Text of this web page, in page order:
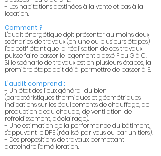
- Les habitations destinées à la vente et pas à la
location.
Comment ?
L'audit énergétique doit présenter au moins deux
scénarios de travaux (en une ou plusieurs étapes),
l'objectif étant que la réalisation de ces travaux
puisse faire passer le logement classé F ou G à C.
Si le scénario de travaux est en plusieurs étapes, la
première étape doit déjà permettre de passer à E.
L'audit comprend :
- Un état des lieux général du bien
(caractéristiques thermiques et géométriques,
indications sur les équipements de chauffage, de
production d'eau chaude, de ventilation, de
refroidissement, d'éclairage).
- Une estimation de la performance du bâtiment,
s'appuyant le DPE (réalisé par vous ou par un tiers).
- Des propositions de travaux permettant
d'atteindre l'amélioration.